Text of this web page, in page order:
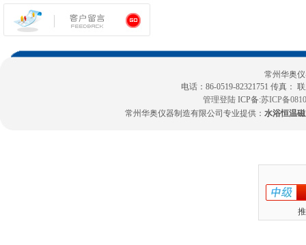
常州华奥
电话：86-0519-82321751 传真：
管理登陆 ICP备:苏ICP备
常州华奥仪器制造有限公司专业提供： 水浴恒温